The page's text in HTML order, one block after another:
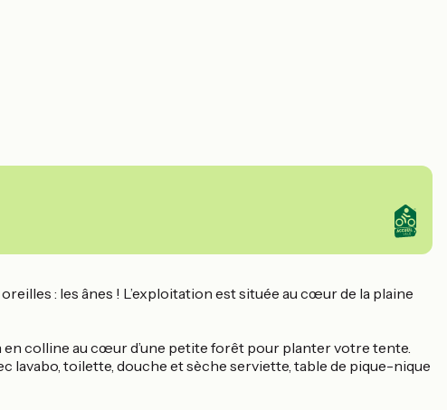
: les ânes ! L’exploitation est située au cœur de la plaine
colline au cœur d’une petite forêt pour planter votre tente.
lavabo, toilette, douche et sèche serviette, table de pique-nique